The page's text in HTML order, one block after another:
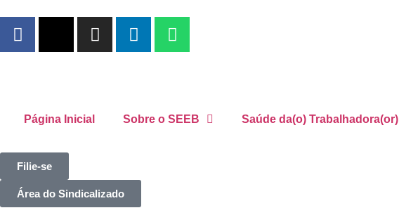
Página Inicial Sobre o SEEB Saúde da(o) Trabalhadora(or)
Filie-se
Área do Sindicalizado